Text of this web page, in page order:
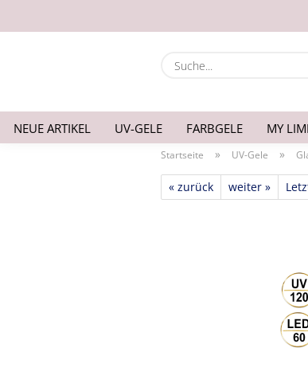
NEUE ARTIKEL UV-GELE FARBGELE MY
Startseite » UV-Gele »
« zurück weiter »